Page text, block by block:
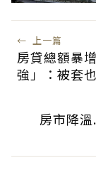
← 上一篇
房貸總額暴
強」：被套
房市降